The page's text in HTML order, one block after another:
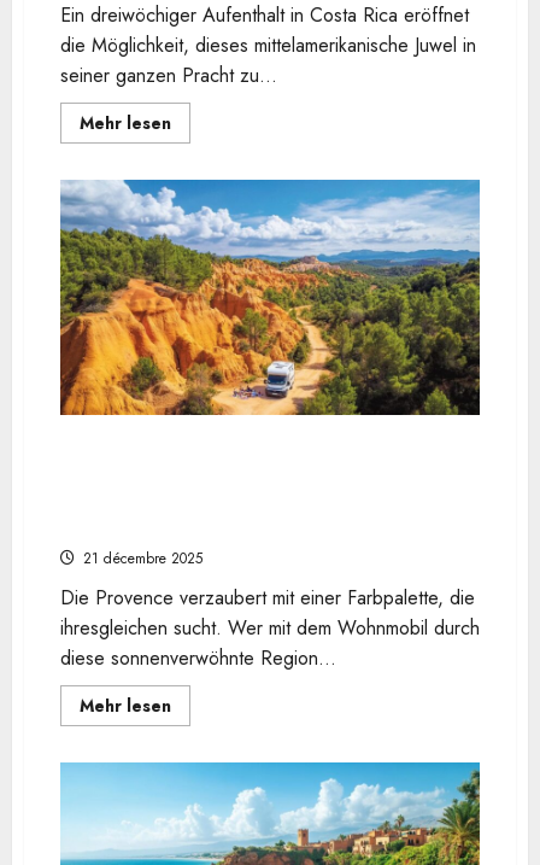
Ein dreiwöchiger Aufenthalt in Costa Rica eröffnet
die Möglichkeit, dieses mittelamerikanische Juwel in
seiner ganzen Pracht zu...
Mehr lesenEn
savoir
Was
kann
man
in
Costa
Rica
für
eine
3-
wöchige
Reise
unternehmen?
Der
ultimative
21 décembre 2025
Die Provence verzaubert mit einer Farbpalette, die
ihresgleichen sucht. Wer mit dem Wohnmobil durch
diese sonnenverwöhnte Region...
Mehr lesenEn
savoir
Provenzalische
Farbenpracht
festhalten:
Der
Ockerpfad
von